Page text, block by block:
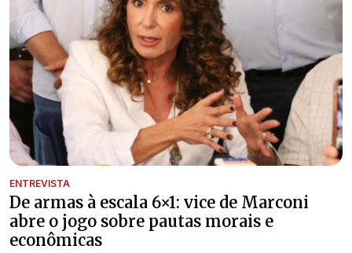
ENTREVISTA
De armas à escala 6×1: vice de Marconi
abre o jogo sobre pautas morais e
econômicas